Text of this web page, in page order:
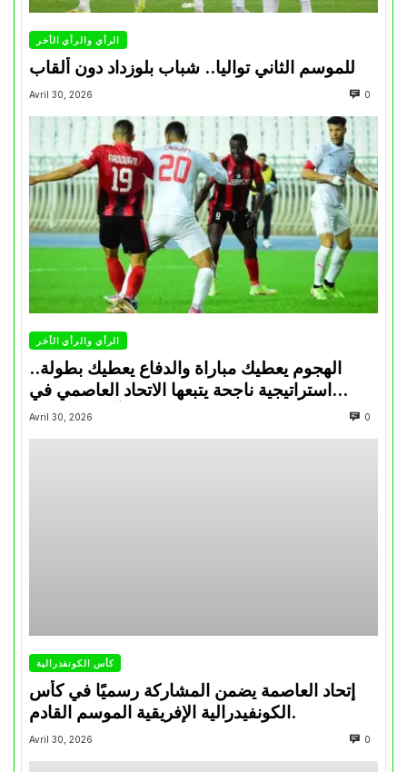
الرأي والرأي الأخر
للموسم الثاني تواليا.. شباب بلوزداد دون ألقاب
Avril 30, 2026 0
الرأي والرأي الأخر
الهجوم يعطيك مباراة والدفاع يعطيك بطولة..
استراتيجية ناجحة يتبعها الاتحاد العاصمي في
تتويجاته آخر السنوات
Avril 30, 2026 0
كأس الكونفدرالية
إتحاد العاصمة يضمن المشاركة رسميًا في كأس
الكونفيدرالية الإفريقية الموسم القادم.
Avril 30, 2026 0